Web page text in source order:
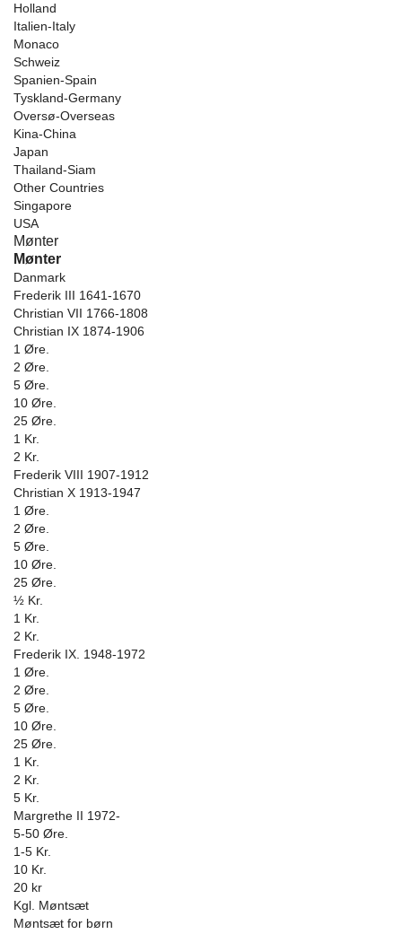
Holland
Italien-Italy
Monaco
Schweiz
Spanien-Spain
Tyskland-Germany
Oversø-Overseas
Kina-China
Japan
Thailand-Siam
Other Countries
Singapore
USA
Mønter
Mønter
Danmark
Frederik III 1641-1670
Christian VII 1766-1808
Christian IX 1874-1906
1 Øre.
2 Øre.
5 Øre.
10 Øre.
25 Øre.
1 Kr.
2 Kr.
Frederik VIII 1907-1912
Christian X 1913-1947
1 Øre.
2 Øre.
5 Øre.
10 Øre.
25 Øre.
½ Kr.
1 Kr.
2 Kr.
Frederik IX. 1948-1972
1 Øre.
2 Øre.
5 Øre.
10 Øre.
25 Øre.
1 Kr.
2 Kr.
5 Kr.
Margrethe II 1972-
5-50 Øre.
1-5 Kr.
10 Kr.
20 kr
Kgl. Møntsæt
Møntsæt for børn